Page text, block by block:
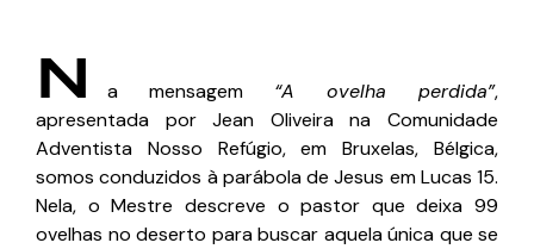
N a mensagem “A ovelha perdida”,
apresentada por Jean Oliveira na Comunidade
Adventista Nosso Refúgio, em Bruxelas, Bélgica,
somos conduzidos à parábola de Jesus em Lucas 15.
Nela, o Mestre descreve o pastor que deixa 99
ovelhas no deserto para buscar aquela única que se